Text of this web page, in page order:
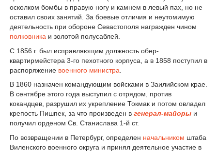
осколком бомбы в правую ногу и камнем в левый пах, но не
оставил своих занятий. За боевые отличия и неутомимую
деятельность при обороне Севастополя награжден чином
полковника и золотой полусаблей.
С 1856 г. был исправляющим должность обер-
квартирмейстера 3-го пехотного корпуса, а в 1858 поступил в
распоряжение военного министра
В 1860 назначен командующим войсками в Заилийском крае.
В сентябре этого года выступил с отрядом, против
кокандцев, разрушил их укрепление Токмак и потом овладел
крепость Пишпек, за что произведен в генерал-майоры и
получил орденом Св. Станислава 1-й ст.
По возвращении в Петербург, определен начальником штаба
Виленского военного округа и принял деятельное участие в